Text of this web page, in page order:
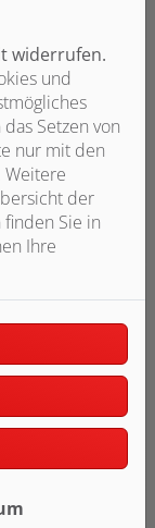
Anlage
zu
widerrufen.
und
Setzen von
nur mit den
Weitere
der
Sie in
Ihre